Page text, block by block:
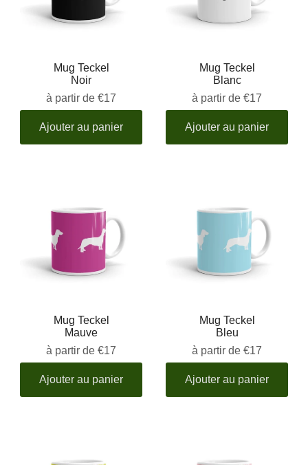
Mug Teckel
Noir
à partir de €17
Ajouter au panier
Mug Teckel
Blanc
à partir de €17
Ajouter au panier
Mug Teckel
Mauve
à partir de €17
Ajouter au panier
Mug Teckel
Bleu
à partir de €17
Ajouter au panier